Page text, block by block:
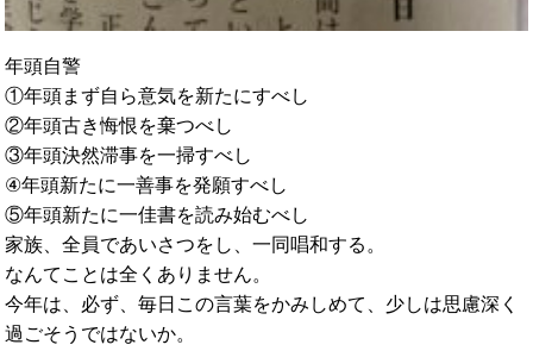
年頭自警
①年頭まず自ら意気を新たにすべし
②年頭古き悔恨を棄つべし
③年頭決然滞事を一掃すべし
④年頭新たに一善事を発願すべし
⑤年頭新たに一佳書を読み始むべし
家族、全員であいさつをし、一同唱和する。
なんてことは全くありません。
今年は、必ず、毎日この言葉をかみしめて、 少しは思慮深く
過ごそうではないか。